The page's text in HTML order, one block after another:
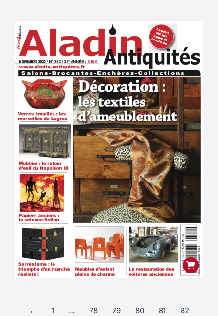
← 1 … 78 79 80 81
82